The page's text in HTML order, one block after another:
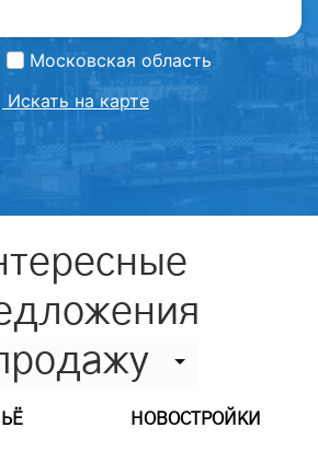
Московская область
Искать на карте
НОВОСТРОЙКИ